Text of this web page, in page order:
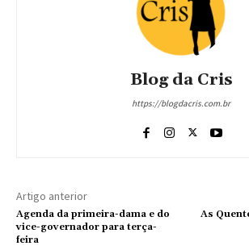
Blog da Cris
https://blogdacris.com.br
Artigo anterior
Agenda da primeira-dama e do
vice-governador para terça-
feira
As